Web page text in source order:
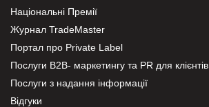
Національні Премії
Журнал TradeMaster
Портал про Private Label
Послуги В2В- маркетингу та PR для клієнтів
Послуги з надання інформації
Відгуки